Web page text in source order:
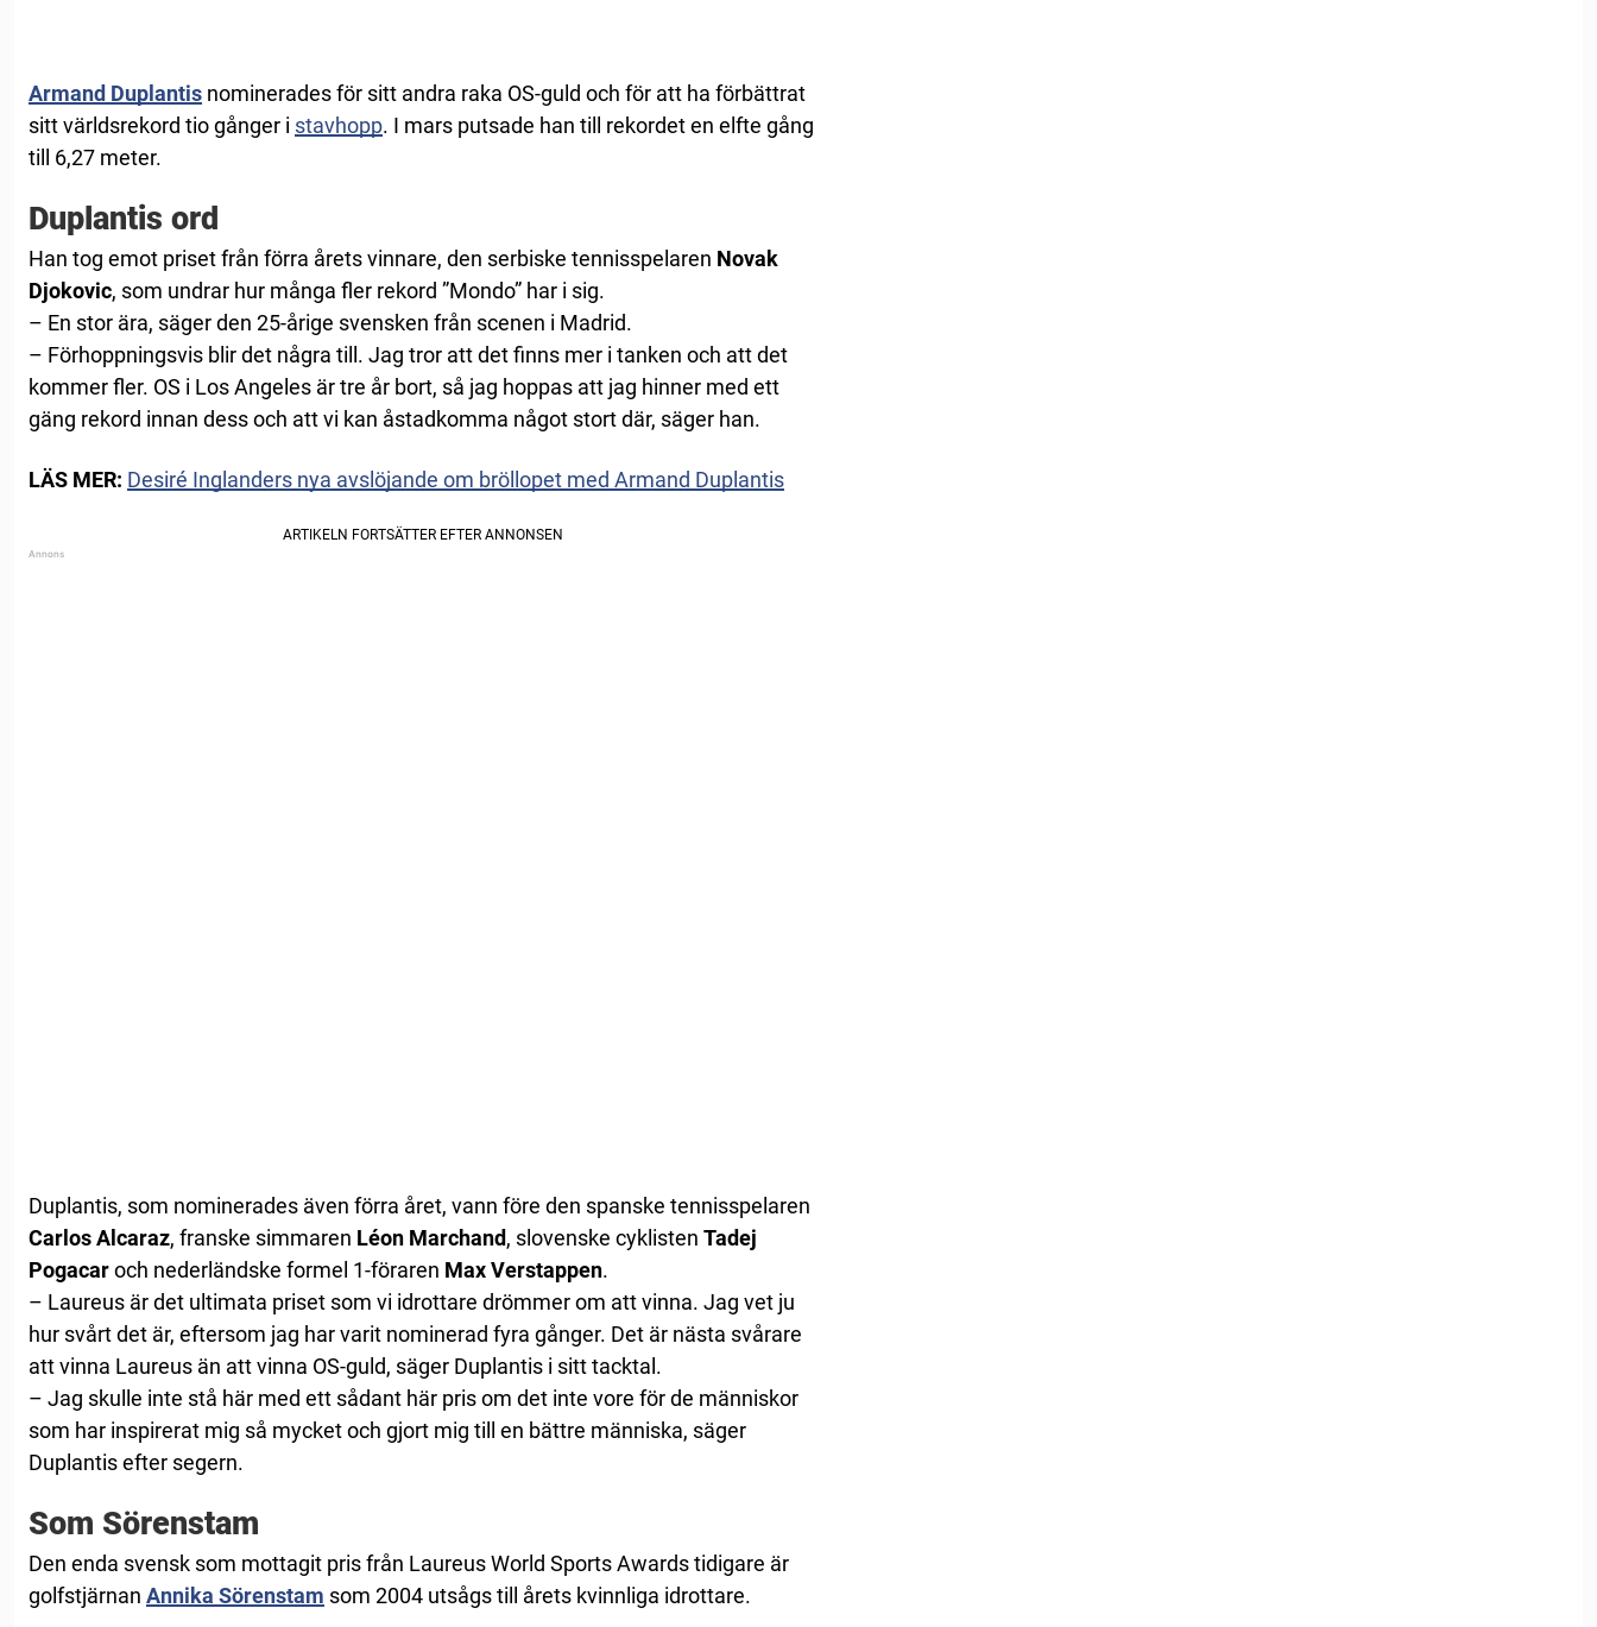
Armand Duplantis nominerades för sitt andra raka OS-guld och för att ha förbättrat
sitt världsrekord tio gånger i stavhopp. I mars putsade han till rekordet en elfte gång
till 6,27 meter.
Duplantis ord
Han tog emot priset från förra årets vinnare, den serbiske tennisspelaren Novak
Djokovic, som undrar hur många fler rekord ”Mondo” har i sig.
– En stor ära, säger den 25-årige svensken från scenen i Madrid.
– Förhoppningsvis blir det några till. Jag tror att det finns mer i tanken och att det
kommer fler. OS i Los Angeles är tre år bort, så jag hoppas att jag hinner med ett
gäng rekord innan dess och att vi kan åstadkomma något stort där, säger han.
LÄS MER: Desiré Inglanders nya avslöjande om bröllopet med Armand Duplantis
Duplantis, som nominerades även förra året, vann före den spanske tennisspelaren
Carlos Alcaraz, franske simmaren Léon Marchand, slovenske cyklisten Tadej
Pogacaroch nederländske formel 1-föraren Max Verstappen.
– Laureus är det ultimata priset som vi idrottare drömmer om att vinna. Jag vet ju
hur svårt det är, eftersom jag har varit nominerad fyra gånger. Det är nästa svårare
att vinna Laureus än att vinna OS-guld, säger Duplantis i sitt tacktal.
– Jag skulle inte stå här med ett sådant här pris om det inte vore för de människor
som har inspirerat mig så mycket och gjort mig till en bättre människa, säger
Duplantis efter segern.
Som Sörenstam
Den enda svensk som mottagit pris från Laureus World Sports Awards tidigare är
golfstjärnan Annika Sörenstam som 2004 utsågs till årets kvinnliga idrottare.